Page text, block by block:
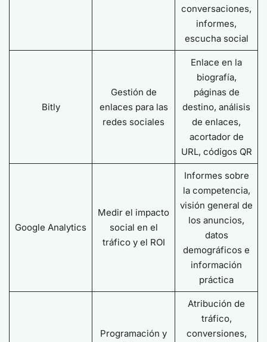
conversaciones,
informes,
escucha social
Bitly
Gestión de
enlaces para las
redes sociales
Enlace en la
biografía,
páginas de
destino, análisis
de enlaces,
acortador de
URL, códigos QR
Google Analytics
Medir el impacto
social en el
tráfico y el ROI
Informes sobre
la competencia,
visión general de
los anuncios,
datos
demográficos e
información
práctica
Programación y
Atribución de
tráfico,
conversiones,